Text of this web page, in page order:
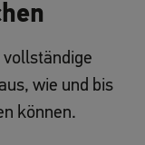
vollständige
wie und bis
können.